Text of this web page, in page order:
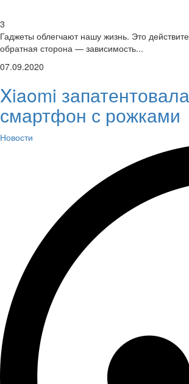
3
Гаджеты облегчают нашу жизнь. Это
обратная сторона — зависимость...
07.09.2020
Xiaomi запатентовала
смартфон с рожками
Новости